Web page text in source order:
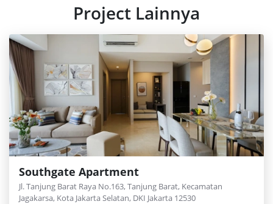
Project Lainnya
Southgate Apartment
Jl. Tanjung Barat Raya No.163, Tanjung Barat, Kecamatan
Jagakarsa, Kota Jakarta Selatan, DKI Jakarta 12530